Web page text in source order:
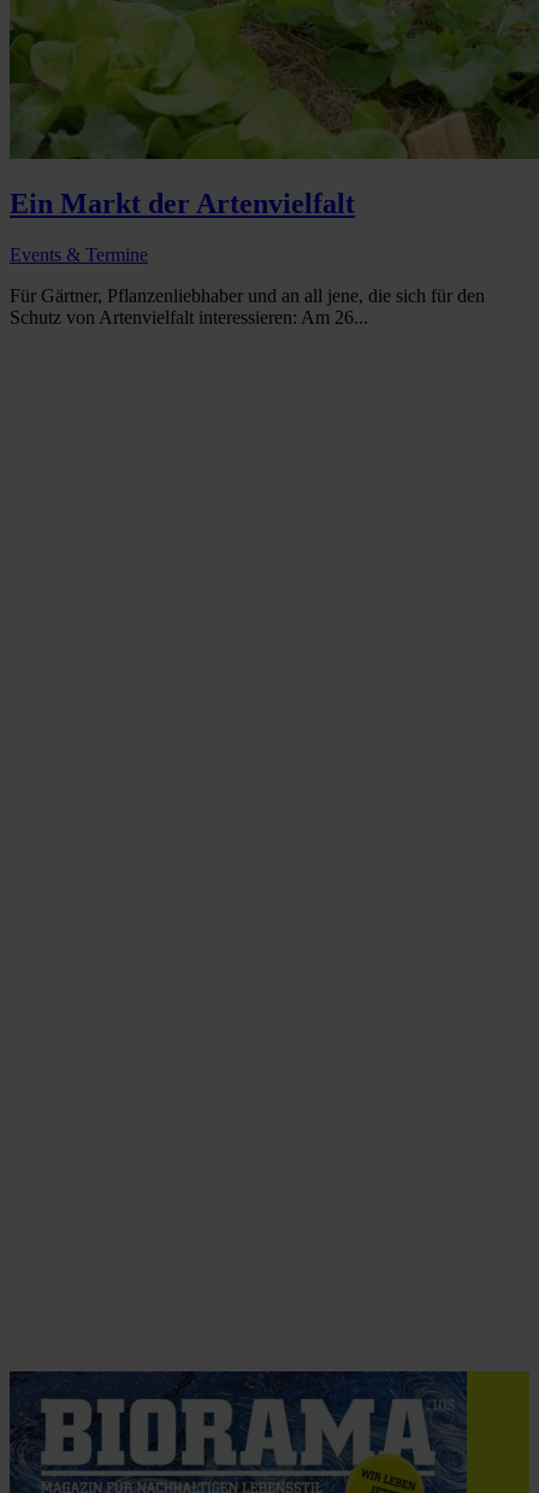
Ein Markt der Artenvielfalt
Events & Termine
Für Gärtner, Pflanzenliebhaber und an all jene, die sich für den
Schutz von Artenvielfalt interessieren: Am 26...